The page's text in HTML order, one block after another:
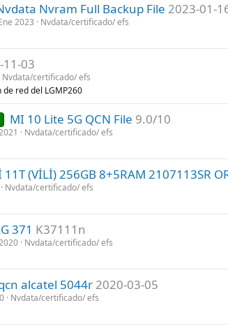
Nvram Full Backup File 2023-01-
2023
Nvdata/certificado/ efs
11-03
Nvdata/certificado/ efs
red del LGMP260
MI 10 Lite 5G QCN File 9.0/10
Nvdata/certificado/ efs
11T (VİLİ) 256GB 8+5RAM 2107113SR
Nvdata/certificado/ efs
371 K37111n
Nvdata/certificado/ efs
alcatel 5044r 2020-03-05
Nvdata/certificado/ efs